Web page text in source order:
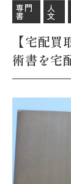
専門
書
人
文
【宅配
術書を宅